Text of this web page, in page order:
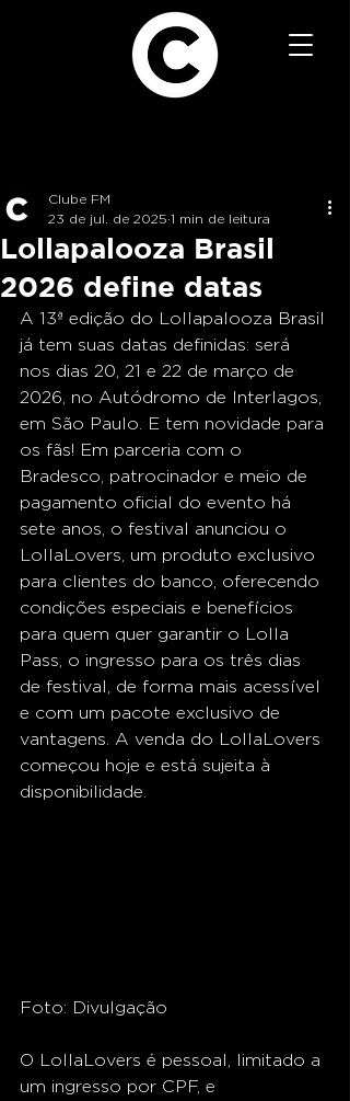
Lollapalooza Brasil
2026 define datas
Clube FM
23 de jul. de 2025 1 min de leitura
A 13ª edição do Lollapalooza Brasil
já tem suas datas definidas: será
nos dias 20, 21 e 22 de março de
2026, no Autódromo de Interlagos,
em São Paulo. E tem novidade para
os fãs! Em parceria com o
Bradesco, patrocinador e meio de
pagamento oficial do evento há
sete anos, o festival anunciou o
LollaLovers, um produto exclusivo
para clientes do banco, oferecendo
condições especiais e benefícios
para quem quer garantir o Lolla
Pass, o ingresso para os três dias
de festival, de forma mais acessível
e com um pacote exclusivo de
vantagens. A venda do LollaLovers
começou hoje e está sujeita à
disponibilidade.
Foto: Divulgação
O LollaLovers é pessoal, limitado a
um ingresso por CPF, e